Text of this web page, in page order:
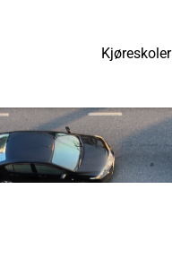
Kjøreskoler